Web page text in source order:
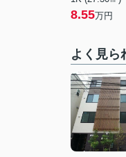
8.55万円
よく見ら